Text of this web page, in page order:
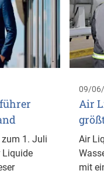
zum 1. Juli
Liquide
09/
Air
Air
mit